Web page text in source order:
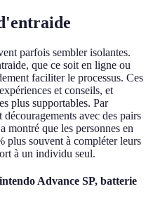
parfois sembler isolantes.
que ce soit en ligne ou
faciliter le processus. Ces
et conseils, et
plus supportables. Par
découragements avec des pairs
montré que les personnes en
plus souvent à compléter leurs
à un individu seul.
Advance SP, batterie